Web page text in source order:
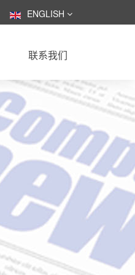
ENGLISH
联系我们